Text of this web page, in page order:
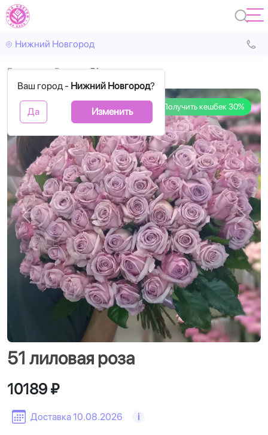
Нижний Новгород
Ваш город - Нижний Новгород?
Да Изменить
Главная Розы 51 лиловая роза
Получить кешбек 30%
Назад
51 лиловая роза
Доставка 10.08.2026 i
10189 ₽